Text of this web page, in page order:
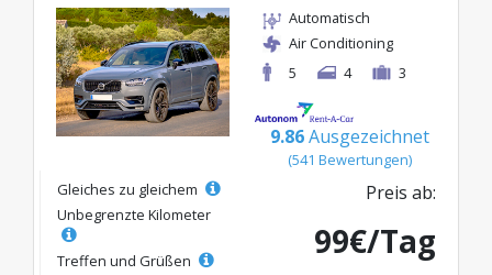
Automatisch
Air Conditioning
5
4 3
9.86 Ausgezeichnet
(541 Bewertungen)
Gleiches zu gleichem
Unbegrenzte Kilometer
Treffen und Grüßen
Preis ab:
99€/Tag